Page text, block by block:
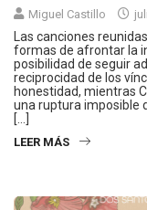
Miguel Castillo
Las canciones
formas de afrontar la
posibilidad de seguir
reciprocidad de los
honestidad, mientras
una ruptura imposible
[…]
LEER MÁS